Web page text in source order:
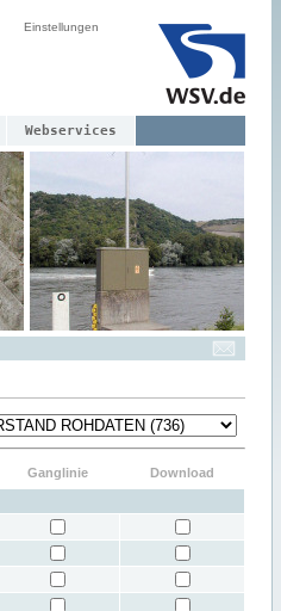
Einstellungen
Webservices
Ganglinie
Download